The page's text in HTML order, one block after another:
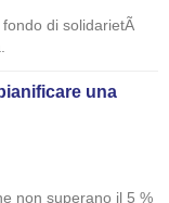
di solidarietÃ
una
non superano il 5 %